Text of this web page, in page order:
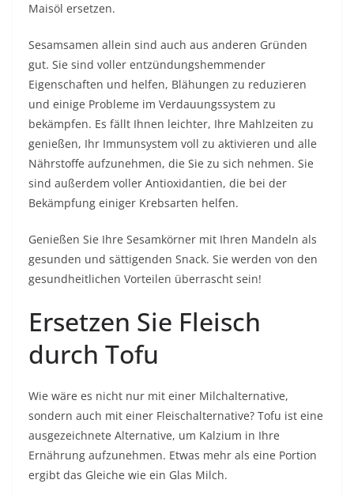
Maisöl ersetzen.
Sesamsamen allein sind auch aus anderen Gründen
gut. Sie sind voller entzündungshemmender
Eigenschaften und helfen, Blähungen zu reduzieren
und einige Probleme im Verdauungssystem zu
bekämpfen. Es fällt Ihnen leichter, Ihre Mahlzeiten zu
genießen, Ihr Immunsystem voll zu aktivieren und alle
Nährstoffe aufzunehmen, die Sie zu sich nehmen. Sie
sind außerdem voller Antioxidantien, die bei der
Bekämpfung einiger Krebsarten helfen.
Genießen Sie Ihre Sesamkörner mit Ihren Mandeln als
gesunden und sättigenden Snack. Sie werden von den
gesundheitlichen Vorteilen überrascht sein!
Ersetzen Sie Fleisch
durch Tofu
Wie wäre es nicht nur mit einer Milchalternative,
sondern auch mit einer Fleischalternative? Tofu ist eine
ausgezeichnete Alternative, um Kalzium in Ihre
Ernährung aufzunehmen. Etwas mehr als eine Portion
ergibt das Gleiche wie ein Glas Milch.